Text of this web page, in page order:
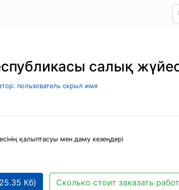
салық
пользователь скрыл имя
қалыптасуы мен даму кезеңдері
Кб) Сколько стоит заказать